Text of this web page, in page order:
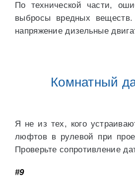
По технической части,
выбросы вредных
напряжение дизельные
Комнатный
Я не из тех, кого
люфтов в рулевой при
Проверьте сопротивление
#9